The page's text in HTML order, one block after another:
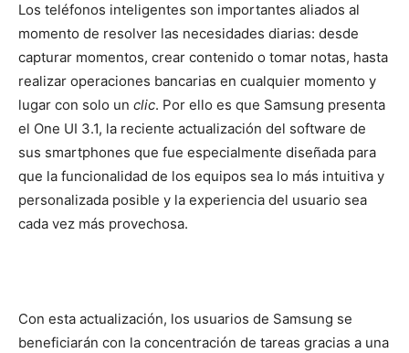
Los teléfonos inteligentes son importantes aliados al
momento de resolver las necesidades diarias: desde
capturar momentos, crear contenido o tomar notas, hasta
realizar operaciones bancarias en cualquier momento y
lugar con solo un clic. Por ello es que Samsung presenta
el One UI 3.1, la reciente actualización del software de
sus smartphones que fue especialmente diseñada para
que la funcionalidad de los equipos sea lo más intuitiva y
personalizada posible y la experiencia del usuario sea
cada vez más provechosa.
Con esta actualización, los usuarios de Samsung se
beneficiarán con la concentración de tareas gracias a una